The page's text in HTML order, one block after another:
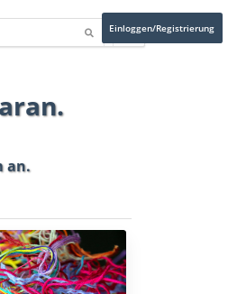
Einloggen/Registrierung
an.